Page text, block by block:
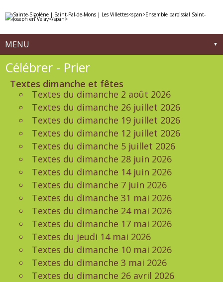
contenu.
la
MENU
Navigation
Célébrer - Prier
Textes dimanche et fêtes
Textes du dimanche 2 août 2026
Textes du dimanche 26 juillet 2026
Textes du dimanche 19 juillet 2026
Textes du dimanche 12 juillet 2026
Textes du dimanche 5 juillet 2026
Textes du dimanche 28 juin 2026
Textes du dimanche 14 juin 2026
Textes du dimanche 7 juin 2026
Textes du dimanche 31 mai 2026
Textes du dimanche 24 mai 2026
Textes du dimanche 17 mai 2026
Textes du jeudi 14 mai 2026
Textes du dimanche 10 mai 2026
Textes du dimanche 3 mai 2026
Textes du dimanche 26 avril 2026